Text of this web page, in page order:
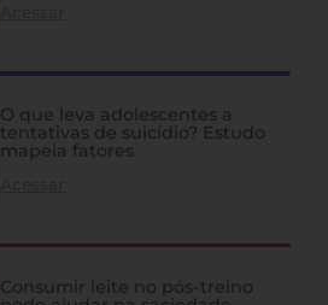
O que leva adolescentes a
tentativas de suicídio? Estudo
mapeia fatores
Consumir leite no pós-treino